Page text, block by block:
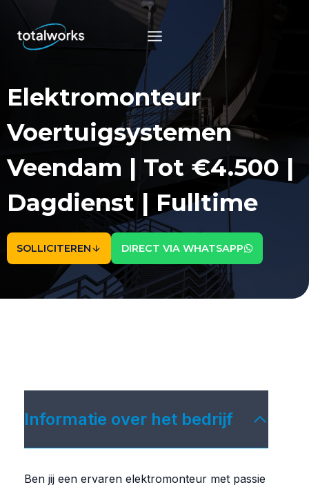
Doorgaan
inhoud
Elektromonteur
Voertuigsystemen
Veendam | Tot €4.500 |
Dagdienst | Fulltime
SOLLICITEREN DIRECT VIA WHATSAPP
Informatie over het bedrijf
Ben jij een ervaren elektromonteur met passie